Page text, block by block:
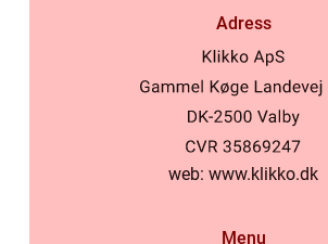
Adress
web: www.klikko.dk
Menu